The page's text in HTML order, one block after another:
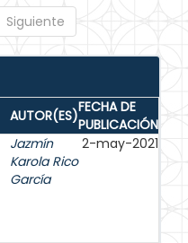
Siguiente
AUTOR(ES)FECHA DE
PUBLICACIÓN
Jazmín
Karola Rico
García
2-may-2021